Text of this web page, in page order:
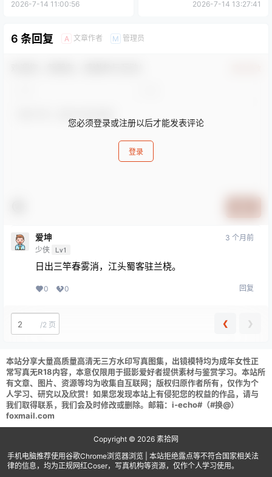
2026-7-14 11:00:56 2026-7-14 13:27:41
6 条回复 A 文章作者 M 管理员
您必须登录或注册以后才能发表评论
登录
爱坤
少侠 Lv1
3 个月前
日出三竿春雾消，江头蜀客驻兰桡。
0 0 回复
/2 页 ❮ ❯
本站分享大量高质量高清无三方水印写真图集，出镜模特均为成年女性正
常写真无R18内容，本意仅限用于摄影爱好者提供素材与鉴赏学习。本站所
有文章、图片、资源等均为收集自互联网；版权归原作者所有，仅作为个
人学习、研究以及欣赏！如果您发现本站上有侵犯您的权益的作品，请与
我们取得联系，我们会及时修改或删除。邮箱：i-echo#（#换@）
foxmail.com
Copyright © 2026 素拾网
手机电脑推荐使用谷歌Chrome浏览器浏览 | 本站拒绝露点等不符合国家相关法
律的信息，均为正规网红Coser，写真机构等资源，仅作个人学习使用。